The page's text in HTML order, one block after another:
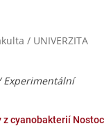
/ UNIVERZITA
Experimentální
cyanobakterií Nostoc